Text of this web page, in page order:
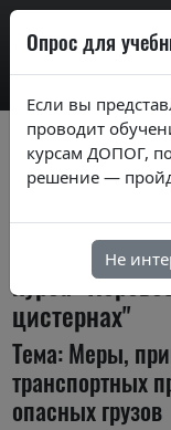
Вопросы
курсам
вопросы) по
курса
цистернах"
Тема: Меры,
транспортных
опасных грузов
Опрос для
Если вы
проводит
курсам ДОПОГ,
решение —
Не